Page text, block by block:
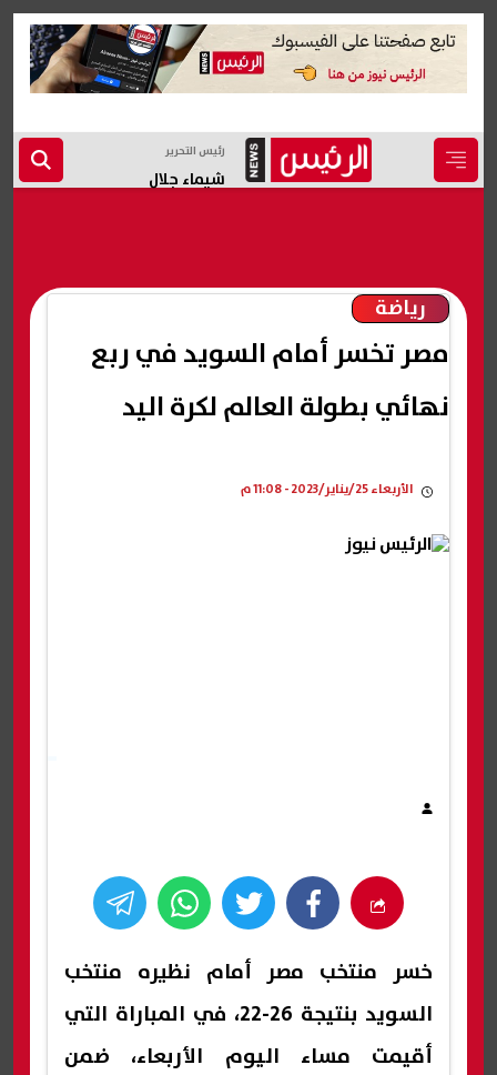
رئيس التحرير
شيماء جلال
رياضة
مصر تخسر أمام السويد في ربع
نهائي بطولة العالم لكرة اليد
الأربعاء 25/يناير/2023 - 11:08 م
خسر منتخب مصر أمام نظيره منتخب
السويد بنتيجة 26-22، في المباراة التي
أقيمت مساء اليوم الأربعاء، ضمن